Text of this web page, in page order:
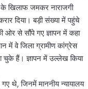
के खिलाफ जमकर नाराजगी
दिया। बड़ी संख्या में पहुंचे
ओर से सौंपे गए ज्ञापन में कहा
में वे जिला ग्रामीण कांग्रेस
चुके हैं। ज्ञापन में उल्लेख किया
थे, जिनमें माननीय न्यायालय